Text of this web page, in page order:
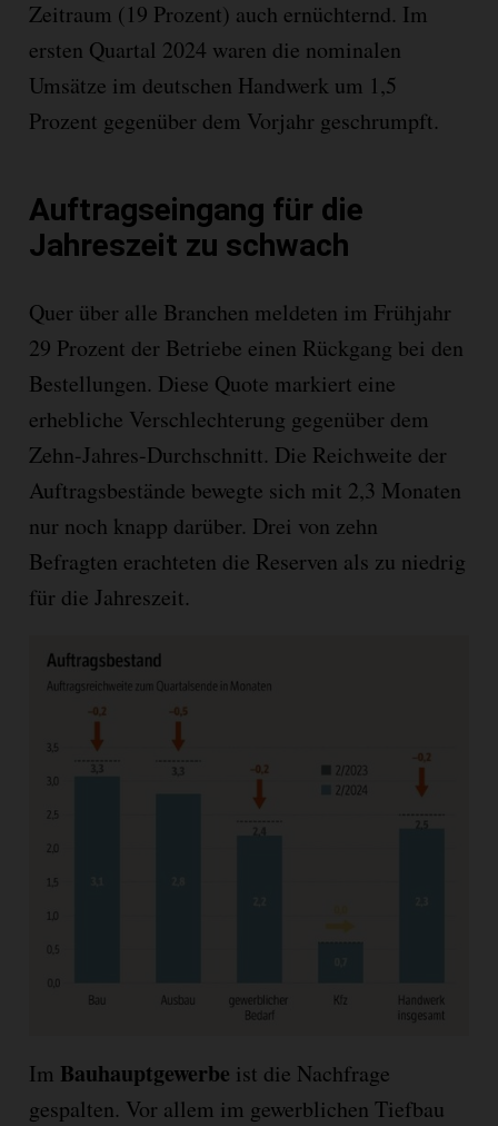
Zeitraum (19 Prozent) auch ernüchternd. Im
ersten Quartal 2024 waren die nominalen
Umsätze im deutschen Handwerk um 1,5
Prozent gegenüber dem Vorjahr geschrumpft.
Auftragseingang für die
Jahreszeit zu schwach
Quer über alle Branchen meldeten im Frühjahr
29 Prozent der Betriebe einen Rückgang bei den
Bestellungen. Diese Quote markiert eine
erhebliche Verschlechterung gegenüber dem
Zehn-Jahres-Durchschnitt. Die Reichweite der
Auftragsbestände bewegte sich mit 2,3 Monaten
nur noch knapp darüber. Drei von zehn
Befragten erachteten die Reserven als zu niedrig
für die Jahreszeit.
Im Bauhauptgewerbe ist die Nachfrage
gespalten. Vor allem im gewerblichen Tiefbau